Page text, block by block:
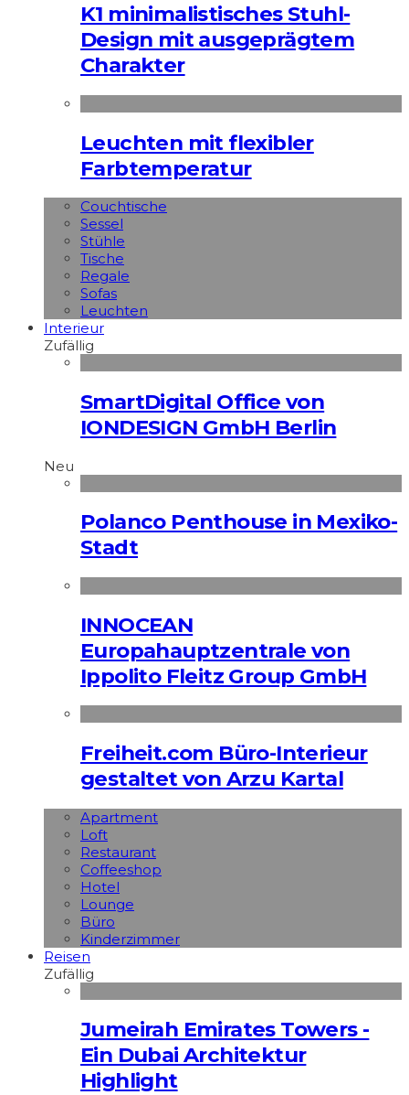
K1 minimalistisches Stuhl-
Design mit ausgeprägtem
Charakter
Leuchten mit flexibler
Farbtemperatur
Couchtische
Sessel
Stühle
Tische
Regale
Sofas
Leuchten
Interieur
Zufällig
SmartDigital Office von
IONDESIGN GmbH Berlin
Neu
Polanco Penthouse in Mexiko-
Stadt
INNOCEAN
Europahauptzentrale von
Ippolito Fleitz Group GmbH
Freiheit.com Büro-Interieur
gestaltet von Arzu Kartal
Apart­ment
Loft
Restaurant
Coffeeshop
Hotel
Lounge
Büro
Kinderzimmer
Reisen
Zufällig
Jumeirah Emirates Towers -
Ein Dubai Architektur
Highlight